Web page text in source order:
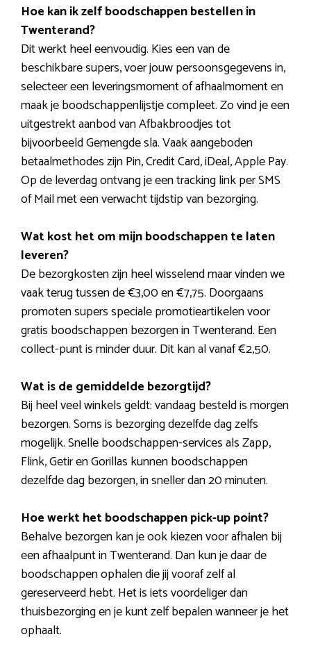
Hoe kan ik zelf boodschappen bestellen in
Twenterand?
Dit werkt heel eenvoudig. Kies een van de
beschikbare supers, voer jouw persoonsgegevens in,
selecteer een leveringsmoment of afhaalmoment en
maak je boodschappenlijstje compleet. Zo vind je een
uitgestrekt aanbod van Afbakbroodjes tot
bijvoorbeeld Gemengde sla. Vaak aangeboden
betaalmethodes zijn Pin, Credit Card, iDeal, Apple Pay.
Op de leverdag ontvang je een tracking link per SMS
of Mail met een verwacht tijdstip van bezorging.
Wat kost het om mijn boodschappen te laten
leveren?
De bezorgkosten zijn heel wisselend maar vinden we
vaak terug tussen de €3,00 en €7,75. Doorgaans
promoten supers speciale promotieartikelen voor
gratis boodschappen bezorgen in Twenterand. Een
collect-punt is minder duur. Dit kan al vanaf €2,50.
Wat is de gemiddelde bezorgtijd?
Bij heel veel winkels geldt: vandaag besteld is morgen
bezorgen. Soms is bezorging dezelfde dag zelfs
mogelijk. Snelle boodschappen-services als Zapp,
Flink, Getir en Gorillas kunnen boodschappen
dezelfde dag bezorgen, in sneller dan 20 minuten.
Hoe werkt het boodschappen pick-up point?
Behalve bezorgen kan je ook kiezen voor afhalen bij
een afhaalpunt in Twenterand. Dan kun je daar de
boodschappen ophalen die jij vooraf zelf al
gereserveerd hebt. Het is iets voordeliger dan
thuisbezorging en je kunt zelf bepalen wanneer je het
ophaalt.